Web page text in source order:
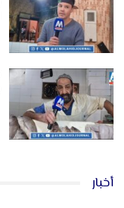
أخبار